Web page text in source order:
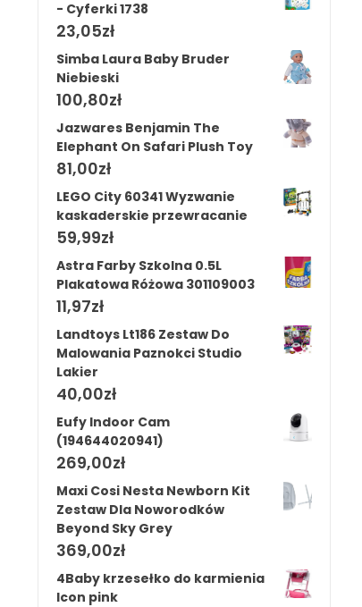
- Cyferki 1738
23,05zł
Simba Laura Baby Bruder
Niebieski
100,80zł
Jazwares Benjamin The
Elephant On Safari Plush Toy
81,00zł
LEGO City 60341 Wyzwanie
kaskaderskie przewracanie
59,99zł
Astra Farby Szkolna 0.5L
Plakatowa Różowa 301109003
11,97zł
Landtoys Lt186 Zestaw Do
Malowania Paznokci Studio
Lakier
40,00zł
Eufy Indoor Cam
(194644020941)
269,00zł
Maxi Cosi Nesta Newborn Kit
Zestaw Dla Noworodków
Beyond Sky Grey
369,00zł
4Baby krzesełko do karmienia
Icon pink